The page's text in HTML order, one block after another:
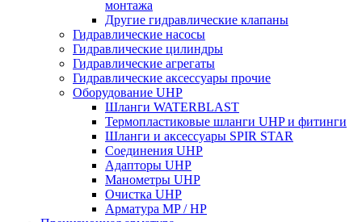
монтажа
Другие гидравлические клапаны
Гидравлические насосы
Гидравлические цилиндры
Гидравлические агрегаты
Гидравлические аксессуары прочие
Оборудование UHP
Шланги WATERBLAST
Термопластиковые шланги UHP и фитинги
Шланги и аксессуары SPIR STAR
Соединения UHP
Адапторы UHP
Манометры UHP
Очистка UHP
Арматура MP / HP